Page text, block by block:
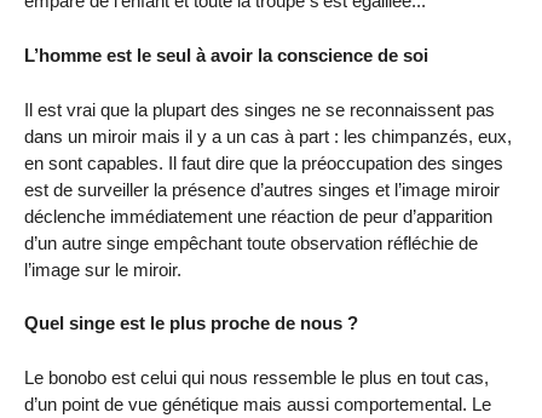
L’homme est le seul à avoir la conscience de soi
Il est vrai que la plupart des singes ne se reconnaissent pas
dans un miroir mais il y a un cas à part : les chimpanzés, eux,
en sont capables. Il faut dire que la préoccupation des singes
est de surveiller la présence d’autres singes et l’image miroir
déclenche immédiatement une réaction de peur d’apparition
d’un autre singe empêchant toute observation réfléchie de
l’image sur le miroir.
Quel singe est le plus proche de nous ?
Le bonobo est celui qui nous ressemble le plus en tout cas,
d’un point de vue génétique mais aussi comportemental. Le